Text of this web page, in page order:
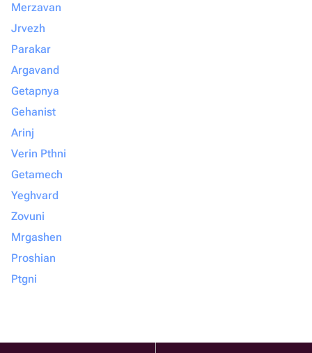
Merzavan
Jrvezh
Parakar
Argavand
Getapnya
Gehanist
Arinj
Verin Pthni
Getamech
Yeghvard
Zovuni
Mrgashen
Proshian
Ptgni